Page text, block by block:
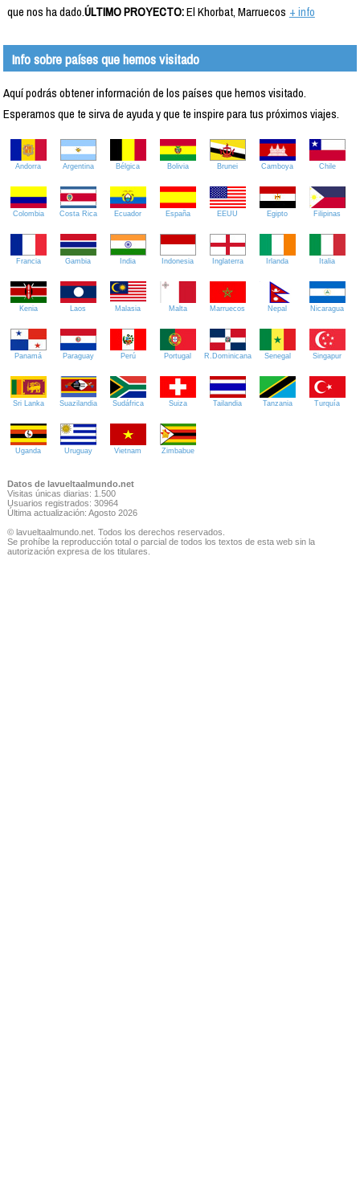
que nos ha dado.ÚLTIMO PROYECTO:El Khorbat, Marruecos + info
Info sobre países que hemos visitado
Aquí podrás obtener información de los países que hemos visitado.
Esperamos que te sirva de ayuda y que te inspire para tus próximos viajes.
Andorra Argentina Bélgica Bolivia Brunei Camboya Chile
Colombia Costa Rica Ecuador España EEUU Egipto Filipinas
Francia Gambia India Indonesia Inglaterra Irlanda Italia
Kenia Laos Malasia Malta Marruecos Nepal Nicaragua
Panamá Paraguay Perú Portugal R.Dominicana Senegal Singapur
Sri Lanka Suazilandia Sudáfrica Suiza Tailandia Tanzania Turquía
Uganda Uruguay Vietnam Zimbabue
Datos de lavueltaalmundo.net
Visitas únicas diarias: 1.500
Usuarios registrados: 30964
Última actualización: Agosto 2026
© lavueltaalmundo.net. Todos los derechos reservados.
Se prohíbe la reproducción total o parcial de todos los textos de esta web sin la
autorización expresa de los titulares.